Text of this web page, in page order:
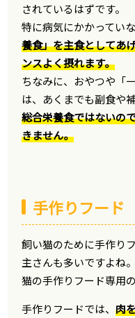
されているはずです。
特に病気にかかってい
養食」を主食としてあ
ンスよく摂れます。
ちなみに、おやつや「
は、あくまでも副食や補
総合栄養食ではないの
きません。
手作りフード
飼い猫のために手作り
主さんも多いですよね。
猫の手作りフード専用
手作りフードでは、肉